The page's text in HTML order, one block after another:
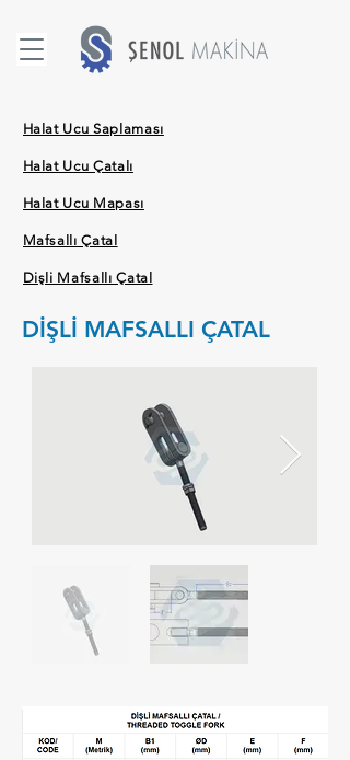
Halat Ucu Saplaması
Halat Ucu Çatalı
Halat Ucu Mapası
Mafsallı Çatal
Dişli Mafsallı Çatal
DİŞLİ MAFSALLI ÇATAL